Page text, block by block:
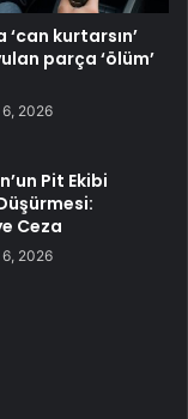
kurtarsın’
parça ‘ölüm’
2026
Pit Ekibi
Ceza
2026